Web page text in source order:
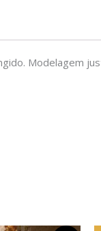
Modelagem